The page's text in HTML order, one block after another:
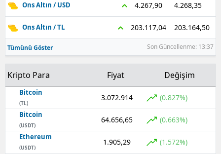
Ons Altın / USD 4.267,90 4.268,35
Ons Altın / TL 203.117,04 203.164,50
Tümünü Göster Son Güncellenme: 13:37
Kripto Para Fiyat Değişim
Bitcoin
(TL)
3.072.914 (0.827%)
Bitcoin
(USDT)
64.656,65 (0.663%)
Ethereum
(USDT)
1.905,29 (1.572%)